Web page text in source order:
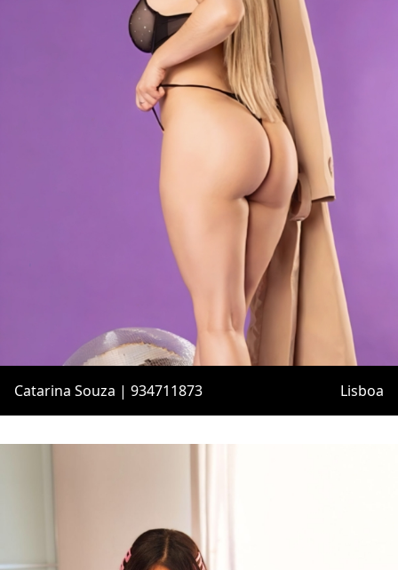
Catarina Souza | 934711873 Lisboa